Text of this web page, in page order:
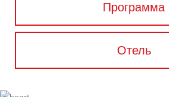
Программа
Отель